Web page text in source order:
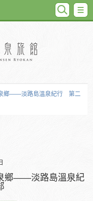
鄉――淡路島溫泉紀行 第二
鄉――淡路島溫泉紀